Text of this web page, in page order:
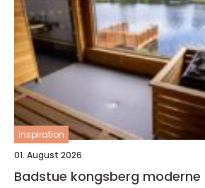
inspiration
01. August 2026
Badstue kongsberg moderne sauna ved